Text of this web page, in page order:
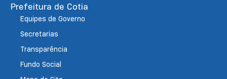
Prefeitura de Cotia
Equipes de Governo
Secretarias
Transparência
Fundo Social